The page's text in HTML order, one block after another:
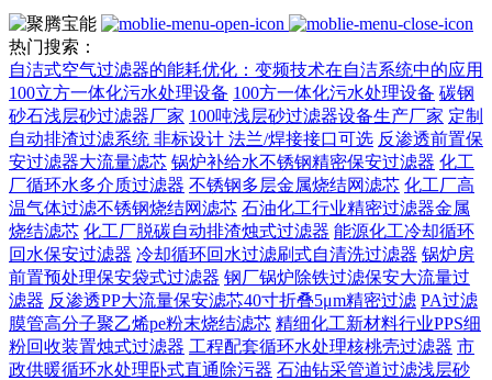
热门搜索：
自洁式空气过滤器的能耗优化：变频技术在自洁系统中的应用
100立方一体化污水处理设备 100方一体化污水处理设备 碳钢
砂石浅层砂过滤器厂家 100吨浅层砂过滤器设备生产厂家 定制
自动排渣过滤系统 非标设计 法兰/焊接接口可选‌ 反渗透前置保
安过滤器大流量滤芯 锅炉补给水不锈钢精密保安过滤器 化工
厂循环水多介质过滤器 不锈钢多层金属烧结网滤芯 化工厂高
温气体过滤不锈钢烧结网滤芯 石油化工行业精密过滤器金属
烧结滤芯 化工厂脱碳自动排渣烛式过滤器 能源化工冷却循环
回水保安过滤器 冷却循环回水过滤刷式自清洗过滤器 锅炉房
前置预处理保安袋式过滤器 钢厂锅炉除铁过滤保安大流量过
滤器 反渗透PP大流量保安滤芯40寸折叠5μm精密过滤 PA过滤
膜管高分子聚乙烯pe粉末烧结滤芯 精细化工新材料行业PPS细
粉回收装置烛式过滤器 工程配套循环水处理核桃壳过滤器 市
政供暖循环水处理卧式直通除污器 石油钻采管道过滤浅层砂